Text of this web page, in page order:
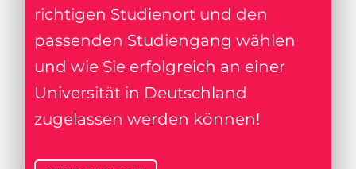
richtigen Studienort und den
passenden Studiengang wählen
und wie Sie erfolgreich an einer
Universität in Deutschland
zugelassen werden können!